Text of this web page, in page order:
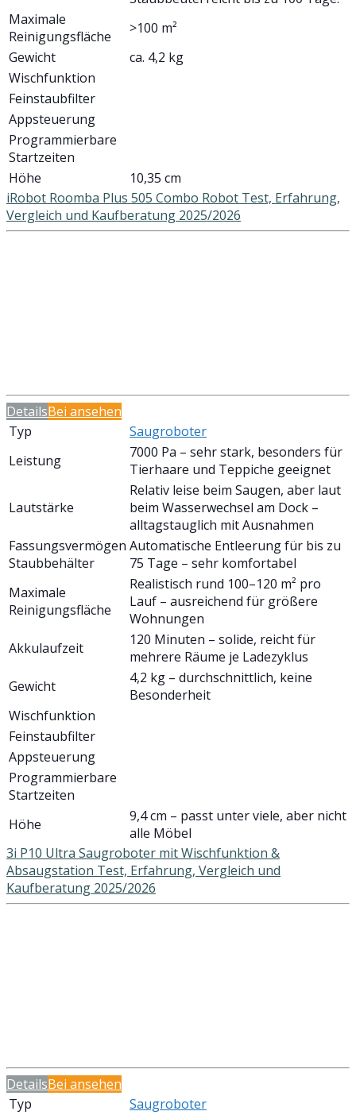
Maximale
Reinigungsfläche
>100 m²
Gewicht
ca. 4,2 kg
Wischfunktion
Feinstaubfilter
Appsteuerung
Programmierbare
Startzeiten
Höhe
10,35 cm
iRobot Roomba Plus 505 Combo Robot Test, Erfahrung,
Vergleich und Kaufberatung 2025/2026
DetailsBei ansehen
Typ
Saugroboter
Leistung
7000 Pa – sehr stark, besonders für
Tierhaare und Teppiche geeignet
Lautstärke
Relativ leise beim Saugen, aber laut
beim Wasserwechsel am Dock –
alltagstauglich mit Ausnahmen
Fassungsvermögen
Staubbehälter
Automatische Entleerung für bis zu
75 Tage – sehr komfortabel
Maximale
Reinigungsfläche
Realistisch rund 100–120 m² pro
Lauf – ausreichend für größere
Wohnungen
Akkulaufzeit
120 Minuten – solide, reicht für
mehrere Räume je Ladezyklus
Gewicht
4,2 kg – durchschnittlich, keine
Besonderheit
Wischfunktion
Feinstaubfilter
Appsteuerung
Programmierbare
Startzeiten
Höhe
9,4 cm – passt unter viele, aber nicht
alle Möbel
3i P10 Ultra Saugroboter mit Wischfunktion &
Absaugstation Test, Erfahrung, Vergleich und
Kaufberatung 2025/2026
DetailsBei ansehen
Typ
Saugroboter